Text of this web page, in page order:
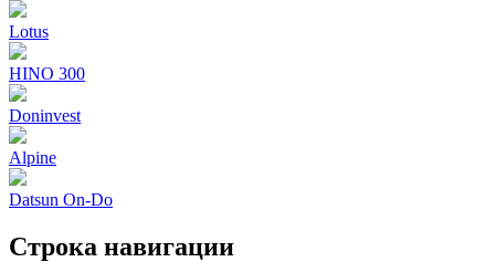
Lotus
HINO 300
Doninvest
Alpine
Datsun On-Do
Строка навигации